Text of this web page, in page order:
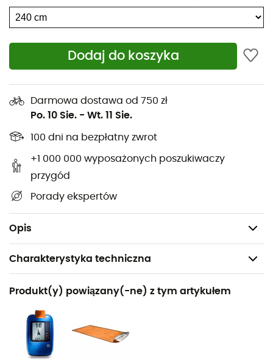
Dodaj do koszyka
Darmowa dostawa od 750 zł
Po. 10 Sie. - Wt. 11 Sie.
100 dni na bezpłatny zwrot
+1 000 000 wyposażonych poszukiwaczy
przygód
Porady ekspertów
Opis
Długość: 240 cm
Waga: 235 g
Intuicyjne prowadzenie: System intuicyjnego
prowadzenia wizualnego daje w każdej chwili szybkie i
wyraźne wskazanie głębokości zakopania. Znaczące
oznaczenie na 1 m, kontrastowa skala głębokości i
ostatni kolorowy segment pozwalają zoptymalizować
segment w jaskrawym pomarańczowym kolorze
wyraźnie pokazuje, kiedy zbliżamy się do ofiary.
Etui Quick-Release
umożliwia natychmiastowe otwarcie i napięcie jednym
ruchem bez konieczności wyjmowania sondy z etui
wcześniej.
Charakterystyka techniczna
Polecane dla
Skituring / Narty freeride
Ciężar
235 g
Produkt(y) powiązany(-ne) z tym artykułem